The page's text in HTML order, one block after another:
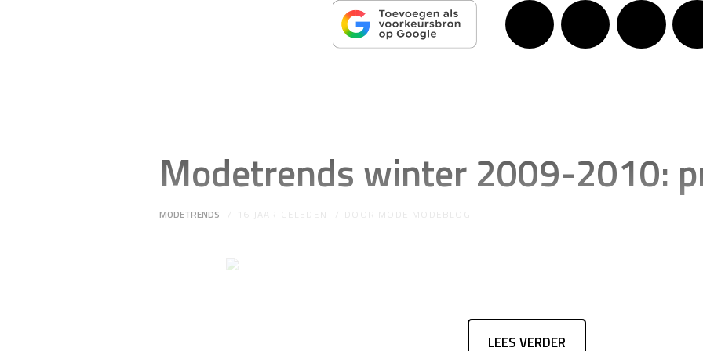
Modetrends winter 2009-2010:
MODETRENDS 16 JAAR GELEDEN DOOR MODE MODEBLOG
LEES VERDER